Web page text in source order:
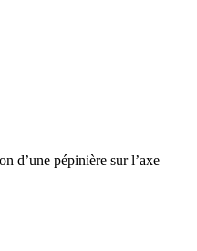
d’une pépinière sur l’axe